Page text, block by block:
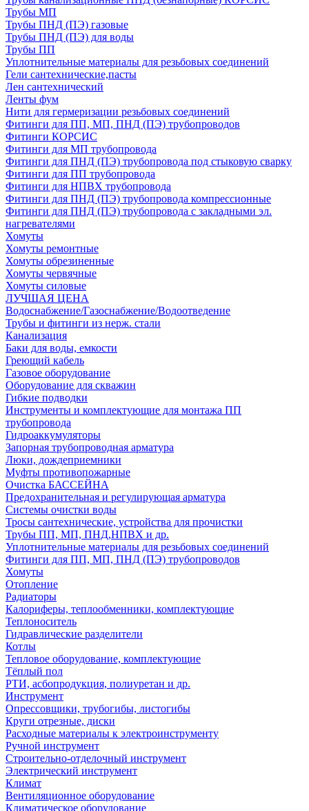
Трубы МП
Трубы ПНД (ПЭ) газовые
Трубы ПНД (ПЭ) для воды
Трубы ПП
Уплотнительные материалы для резьбовых соединений
Гели сантехнические,пасты
Лен сантехнический
Ленты фум
Нити для гермеризации резьбовых соединений
Фитинги для ПП, МП, ПНД (ПЭ) трубопроводов
Фитинги КОРСИС
Фитинги для МП трубопровода
Фитинги для ПНД (ПЭ) трубопровода под стыковую сварку
Фитинги для ПП трубопровода
Фитинги для НПВХ трубопровода
Фитинги для ПНД (ПЭ) трубопровода компрессионные
Фитинги для ПНД (ПЭ) трубопровода с закладными эл.
нагревателями
Хомуты
Хомуты ремонтные
Хомуты обрезиненные
Хомуты червячные
Хомуты силовые
ЛУЧШАЯ ЦЕНА
Водоснабжение/Газоснабжение/Водоотведение
Трубы и фитинги из нерж. стали
Канализация
Баки для воды, емкости
Греющий кабель
Газовое оборудование
Оборудование для скважин
Гибкие подводки
Инструменты и комплектующие для монтажа ПП
трубопровода
Гидроаккумуляторы
Запорная трубопроводная арматура
Люки, дождеприемники
Муфты противопожарные
Очистка БАССЕЙНА
Предохранительная и регулирующая арматура
Системы очистки воды
Тросы сантехнические, устройства для прочистки
Трубы ПП, МП, ПНД,НПВХ и др.
Уплотнительные материалы для резьбовых соединений
Фитинги для ПП, МП, ПНД (ПЭ) трубопроводов
Хомуты
Отопление
Радиаторы
Калориферы, теплообменники, комплектующие
Теплоноситель
Гидравлические разделители
Котлы
Тепловое оборудование, комплектующие
Тёплый пол
РТИ, асбопродукция, полиуретан и др.
Инструмент
Опрессовщики, трубогибы, листогибы
Круги отрезные, диски
Расходные материалы к электроинструменту
Ручной инструмент
Строительно-отделочный инструмент
Электрический инструмент
Климат
Вентиляционное оборудование
Климатическое оборудование